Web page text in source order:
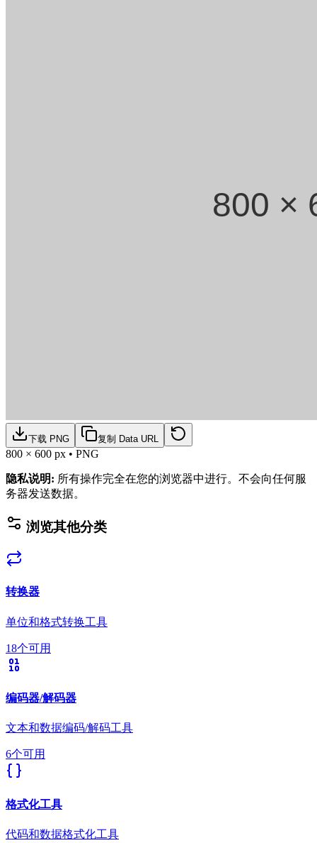
下载 PNG 复制 Data URL
800 × 600 px • PNG
隐私说明: 所有操作完全在您的浏览器中进行。不会向任何服
务器发送数据。
浏览其他分类
转换器
单位和格式转换工具
18个可用
编码器/解码器
文本和数据编码/解码工具
6个可用
格式化工具
代码和数据格式化工具